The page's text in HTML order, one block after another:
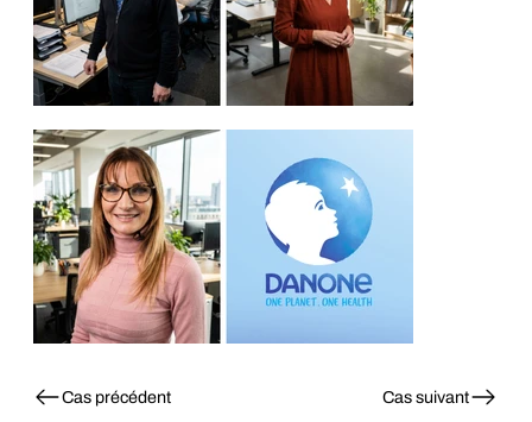
Cas précédent Cas suivant